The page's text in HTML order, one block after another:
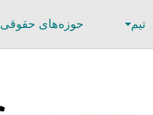
تیم حوزه‌های حقوقی